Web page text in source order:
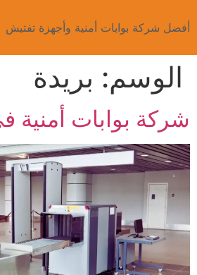
أفضل شركة بوابات أمنية وأجهزة تفتيش
الوسم: بريدة
شركة بوابات أمنية